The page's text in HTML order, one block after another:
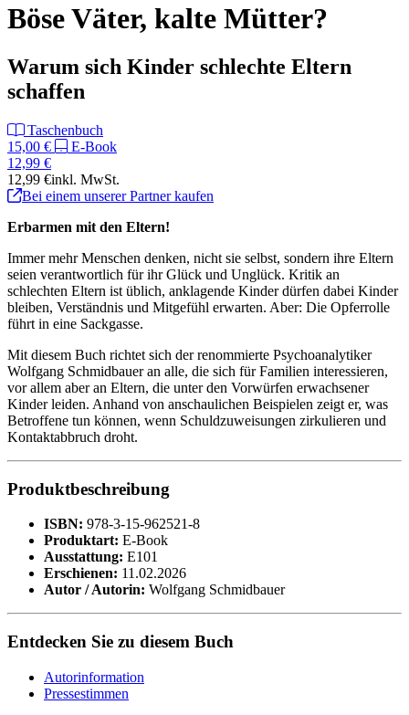
Böse Väter, kalte Mütter?
Warum sich Kinder schlechte Eltern
schaffen
Taschenbuch
15,00 €
E-Book
12,99 €
12,99 €inkl. MwSt.
Bei einem unserer Partner kaufen
Erbarmen mit den Eltern!
Immer mehr Menschen denken, nicht sie selbst, sondern ihre Eltern
seien verantwortlich für ihr Glück und Unglück. Kritik an
schlechten Eltern ist üblich, anklagende Kinder dürfen dabei Kinder
bleiben, Verständnis und Mitgefühl erwarten. Aber: Die Opferrolle
führt in eine Sackgasse.
Mit diesem Buch richtet sich der renommierte Psychoanalytiker
Wolfgang Schmidbauer an alle, die sich für Familien interessieren,
vor allem aber an Eltern, die unter den Vorwürfen erwachsener
Kinder leiden. Anhand von anschaulichen Beispielen zeigt er, was
Betroffene tun können, wenn Schuldzuweisungen zirkulieren und
Kontaktabbruch droht.
Produktbeschreibung
ISBN: 978-3-15-962521-8
Produktart: E-Book
Ausstattung: E101
Erschienen: 11.02.2026
Autor / Autorin: Wolfgang Schmidbauer
Entdecken Sie zu diesem Buch
Autorinformation
Pressestimmen